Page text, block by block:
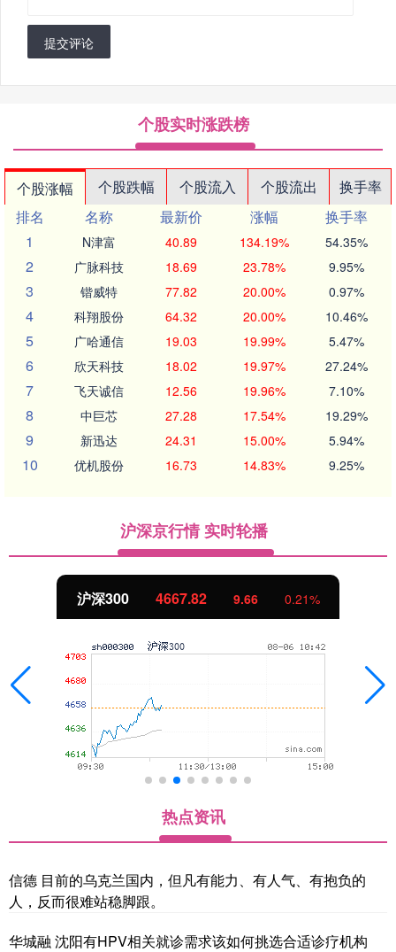
提交评论
个股实时涨跌榜
个股涨幅 个股跌幅 个股流入 个股流出
换手率
排名
名称 最新价 涨幅
换手率
1
N津富 40.89 134.19% 54.35%
2 广脉科技 18.69 23.78% 9.95%
3 锴威特 77.82 20.00% 0.97%
4 科翔股份 64.32 20.00% 10.46%
5 广哈通信 19.03 19.99% 5.47%
6 欣天科技 18.02 19.97% 27.24%
7 飞天诚信 12.56 19.96% 7.10%
8 中巨芯 27.28 17.54% 19.29%
9 新迅达 24.31 15.00% 5.94%
10 优机股份 16.73 14.83% 9.25%
沪深京行情 实时轮播
9.66 0.21%
热点资讯
信德 目前的乌克兰国内，但凡有能力、有人气、有抱负的
人，反而很难站稳脚跟。
华城融 沈阳有HPV相关就诊需求该如何挑选合适诊疗机构